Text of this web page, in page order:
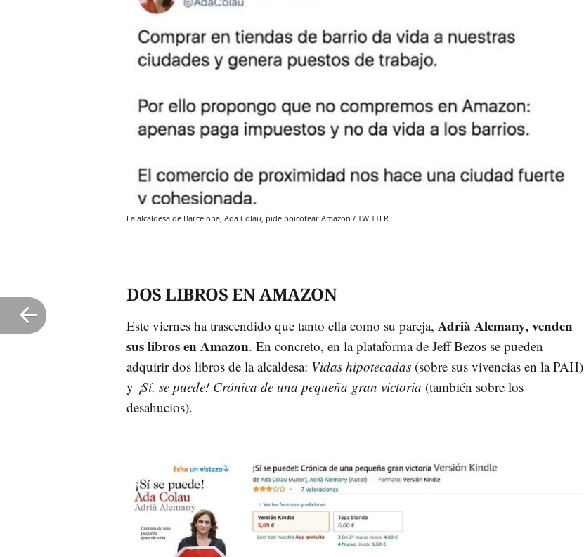
La alcaldesa de Barcelona, Ada Colau, pide boicotear Amazon / TWITTER
DOS LIBROS EN AMAZON
Este viernes ha trascendido que tanto ella como su pareja, Adrià Alemany, venden
sus libros en Amazon. En concreto, en la plataforma de Jeff Bezos se pueden
adquirir dos libros de la alcaldesa: Vidas hipotecadas (sobre sus vivencias en la PAH)
y ¡Sí, se puede! Crónica de una pequeña gran victoria (también sobre los
desahucios).